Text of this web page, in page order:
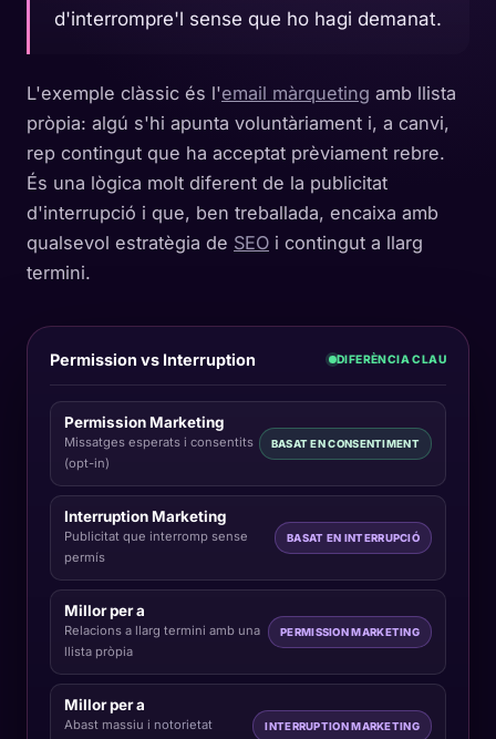
d'interrompre'l sense que ho hagi demanat.
L'exemple clàssic és l'email màrqueting amb llista
pròpia: algú s'hi apunta voluntàriament i, a canvi,
rep contingut que ha acceptat prèviament rebre.
És una lògica molt diferent de la publicitat
d'interrupció i que, ben treballada, encaixa amb
qualsevol estratègia de SEO i contingut a llarg
termini.
Permission vs Interruption DIFERÈNCIA CLAU
Permission Marketing
Missatges esperats i consentits
(opt-in)
BASAT EN CONSENTIMENT
Interruption Marketing
Publicitat que interromp sense
permís
BASAT EN INTERRUPCIÓ
Millor per a
Relacions a llarg termini amb una
llista pròpia
PERMISSION MARKETING
Millor per a
Abast massiu i notorietat
INTERRUPTION MARKETING